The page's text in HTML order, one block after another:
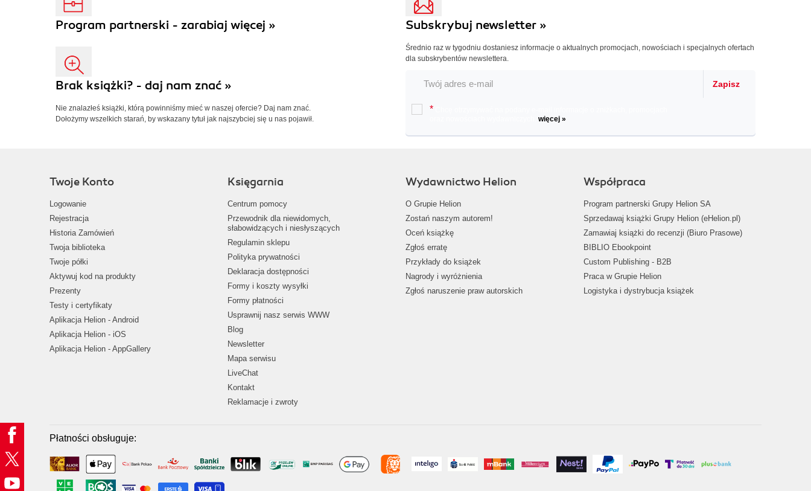
Program partnerski - zarabiaj więcej »
Brak książki? - daj nam znać »
Nie znalazłeś książki, którą powinniśmy mieć w naszej ofercie? Daj nam znać.
Dołożymy wszelkich starań, by wskazany tytuł jak najszybciej się u nas pojawił.
Subskrybuj newsletter »
Średnio raz w tygodniu dostaniesz informacje o aktualnych promocjach, nowościach i specjalnych ofertach
dla subskrybentów newslettera.
Zapisz
*
więcej »
Twoje Konto
Logowanie
Rejestracja
Historia Zamówień
Twoja biblioteka
Twoje półki
Aktywuj kod na produkty
Prezenty
Testy i certyfikaty
Aplikacja Helion - Android
Aplikacja Helion - iOS
Aplikacja Helion - AppGallery
Księgarnia
Centrum pomocy
Przewodnik dla niewidomych,
słabowidzących i niesłyszących
Regulamin sklepu
Polityka prywatności
Deklaracja dostępności
Formy i koszty wysyłki
Formy płatności
Usprawnij nasz serwis WWW
Blog
Newsletter
Mapa serwisu
LiveChat
Kontakt
Reklamacje i zwroty
Wydawnictwo Helion
O Grupie Helion
Zostań naszym autorem!
Oceń książkę
Zgłoś erratę
Przykłady do książek
Nagrody i wyróżnienia
Zgłoś naruszenie praw autorskich
Współpraca
Program partnerski Grupy Helion SA
Sprzedawaj książki Grupy Helion (eHelion.pl)
Zamawiaj książki do recenzji (Biuro Prasowe)
BIBLIO Ebookpoint
Custom Publishing - B2B
Praca w Grupie Helion
Logistyka i dystrybucja książek
Płatności obsługuje: